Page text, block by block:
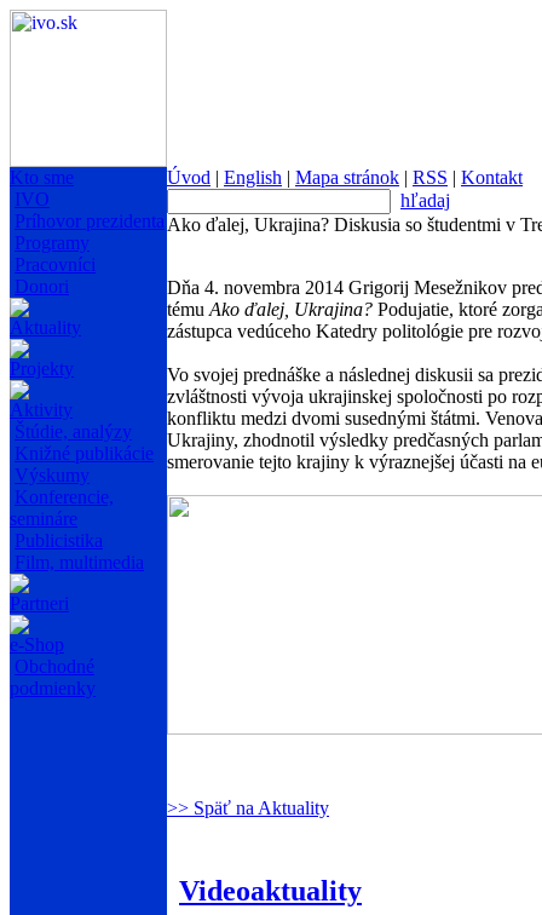
Kto sme
IVO
Príhovor prezidenta
Programy
Pracovníci
Donori
Aktuality
Projekty
Aktivity
Štúdie, analýzy
Knižné publikácie
Výskumy
Konferencie,
semináre
Publicistika
Film, multimedia
Partneri
e-Shop
Obchodné
podmienky
Úvod | English | Mapa stránok | RSS | Kontakt
hľadaj
Ako ďalej, Ukrajina? Diskusia so študentmi v
Dňa 4. novembra 2014 Grigorij Mesežnikov
tému Ako ďalej, Ukrajina? Podujatie, ktoré
zástupca vedúceho Katedry politológie pre
Vo svojej prednáške a následnej diskusii sa
zvláštnosti vývoja ukrajinskej spoločnosti po
konfliktu medzi dvomi susednými štátmi.
Ukrajiny, zhodnotil výsledky predčasných
smerovanie tejto krajiny k výraznejšej účasti na
>> Späť na Aktuality
Videoaktuality